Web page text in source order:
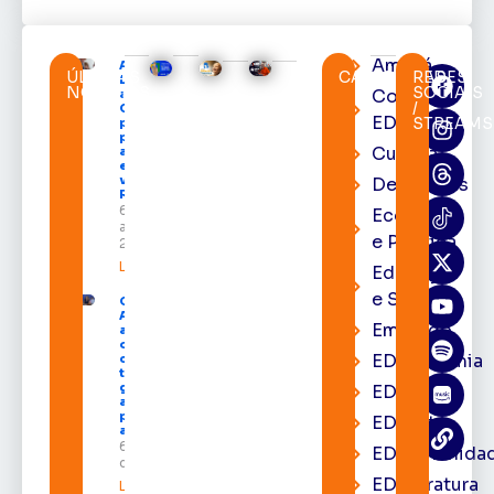
ÚLTIMAS
NOTÍCIAS
Após veto,
Lula envia
ao
Congresso
projeto
para criar
a UNIFRON
e grava
vídeo para
Randolfe
6 de
agosto de
2026
Leia mais »
Governo do
Amapá
amplia
oferta de
cursos
técnicos e
garante
auxílio
permanência
a estudantes
6 de agosto
de 2026
Leia mais »
CATEGORIAS
Amapá
Cortes
EDcast
Cultura
Destaques
Economia
e Política
Educação
e Saúde
Emprego
EDacademia
EDbrasília
EDcast
EDliteratura
REDES
SOCIAIS
/
STREAMS